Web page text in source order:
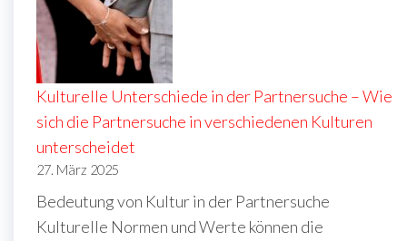
Kulturelle Unterschiede in der Partnersuche – Wie
sich die Partnersuche in verschiedenen Kulturen
unterscheidet
27. März 2025
Bedeutung von Kultur in der Partnersuche
Kulturelle Normen und Werte können die